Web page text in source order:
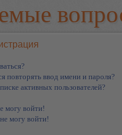
повторять ввод имени и пароля?
активных пользователей?
могу войти!
могу войти!